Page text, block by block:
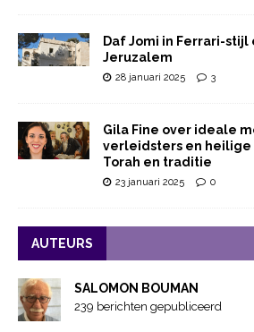
Daf Jomi in Ferrari-
Jeruzalem
28 januari 2025 3
Gila Fine over ideale
verleidsters en heilige
Torah en traditie
23 januari 2025 0
AUTEURS
SALOMON BOUMAN
239 berichten gepubliceerd